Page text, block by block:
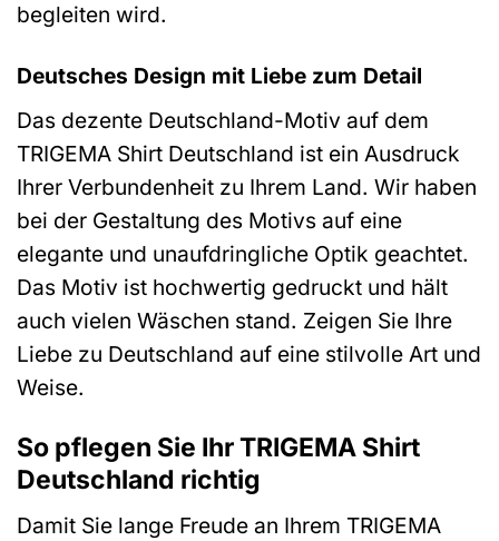
begleiten wird.
Deutsches Design mit Liebe zum Detail
Das dezente Deutschland-Motiv auf dem
TRIGEMA Shirt Deutschland ist ein Ausdruck
Ihrer Verbundenheit zu Ihrem Land. Wir haben
bei der Gestaltung des Motivs auf eine
elegante und unaufdringliche Optik geachtet.
Das Motiv ist hochwertig gedruckt und hält
auch vielen Wäschen stand. Zeigen Sie Ihre
Liebe zu Deutschland auf eine stilvolle Art und
Weise.
So pflegen Sie Ihr TRIGEMA Shirt
Deutschland richtig
Damit Sie lange Freude an Ihrem TRIGEMA